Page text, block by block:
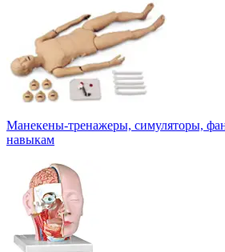
Манекены-тренажеры, симуляторы,
навыкам